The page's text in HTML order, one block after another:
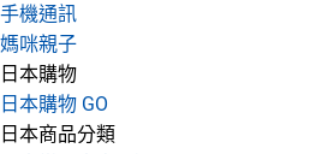
手機通訊
媽咪親子
日本購物
日本購物 GO
日本商品分類